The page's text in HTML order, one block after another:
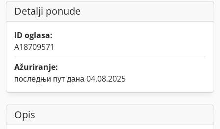
Detalji ponude
ID oglasa:
A18709571
Ažuriranje:
последњи пут дана 04.08.2025
Opis